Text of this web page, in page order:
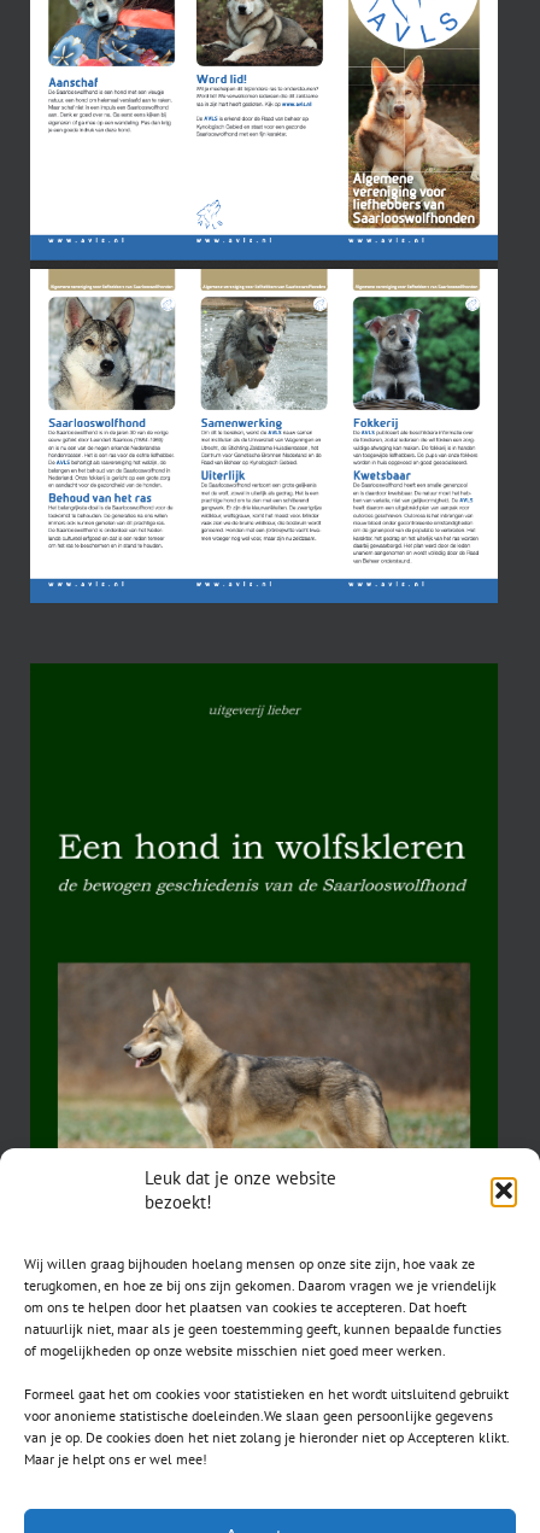
Leuk dat je onze website
bezoekt!
Wij willen graag bijhouden hoelang mensen op onze site zijn, hoe vaak ze
terugkomen, en hoe ze bij ons zijn gekomen. Daarom vragen we je vriendelijk
om ons te helpen door het plaatsen van cookies te accepteren. Dat hoeft
natuurlijk niet, maar als je geen toestemming geeft, kunnen bepaalde functies
of mogelijkheden op onze website misschien niet goed meer werken.
Formeel gaat het om cookies voor statistieken en het wordt uitsluitend gebruikt
voor anonieme statistische doeleinden.We slaan geen persoonlijke gegevens
van je op. De cookies doen het niet zolang je hieronder niet op Accepteren klikt.
Maar je helpt ons er wel mee!
CONTACT
secretaris.avls@gmail.com